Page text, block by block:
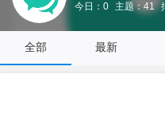
今日：0 主题：41
全部 最新